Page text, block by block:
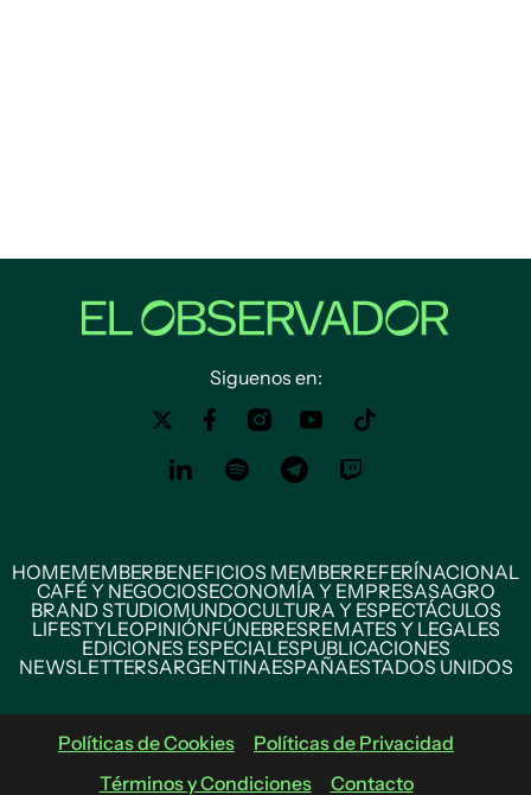
Siguenos en:
HOMEMEMBERBENEFICIOS MEMBERREFERÍNACIONAL
CAFÉ Y NEGOCIOSECONOMÍA Y EMPRESASAGRO
BRAND STUDIOMUNDOCULTURA Y ESPECTÁCULOS
LIFESTYLEOPINIÓNFÚNEBRESREMATES Y LEGALES
EDICIONES ESPECIALESPUBLICACIONES
NEWSLETTERSARGENTINAESPAÑAESTADOS UNIDOS
Políticas de Cookies
Políticas de Privacidad
Términos y Condiciones
Contacto